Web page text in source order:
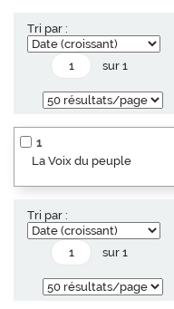
Tri par :
sur 1
1
La Voix du peuple
Tri par :
sur 1